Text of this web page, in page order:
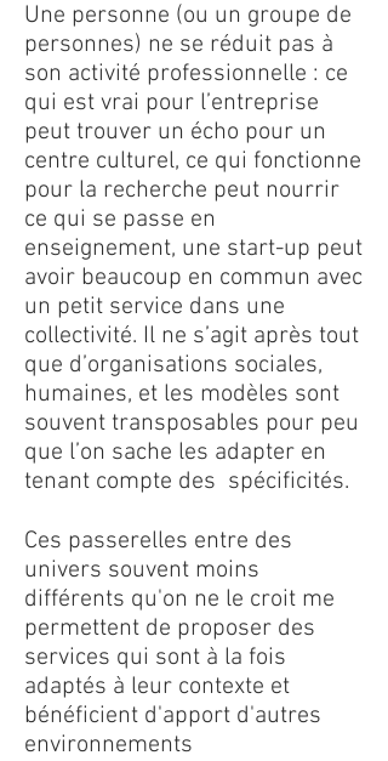
Une personne (ou un groupe de
personnes) ne se réduit pas à
son activité professionnelle : ce
qui est vrai pour l’entreprise
peut trouver un écho pour un
centre culturel, ce qui fonctionne
pour la recherche peut nourrir
ce qui se passe en
enseignement, une start-up peut
avoir beaucoup en commun avec
un petit service dans une
collectivité. Il ne s’agit après tout
que d’organisations sociales,
humaines, et les modèles sont
souvent transposables pour peu
que l’on sache les adapter en
tenant compte des spécificités.
Ces passerelles entre des
univers souvent moins
différents qu'on ne le croit me
permettent de proposer des
services qui sont à la fois
adaptés à leur contexte et
bénéficient d'apport d'autres
environnements